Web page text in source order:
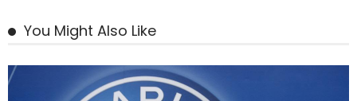
You Might Also Like